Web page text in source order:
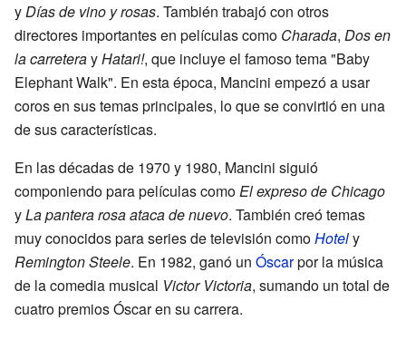
yDías de vino y rosas. También trabajó con otros
directores importantes en películas como Charada, Dos en
la carreterayHatari!, que incluye el famoso tema "Baby
Elephant Walk". En esta época, Mancini empezó a usar
coros en sus temas principales, lo que se convirtió en una
de sus características.
En las décadas de 1970 y 1980, Mancini siguió
componiendo para películas comoEl expreso de Chicago
yLa pantera rosa ataca de nuevo. También creó temas
muy conocidos para series de televisión comoHotely
Remington Steele. En 1982, ganó un Óscarpor la música
de la comedia musical Victor Victoria, sumando un total de
cuatro premios Óscar en su carrera.